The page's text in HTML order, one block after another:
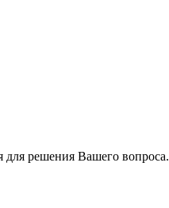
решения Вашего вопроса.